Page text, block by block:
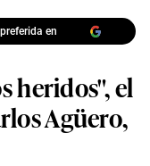
en
heridos", el
Agüero,